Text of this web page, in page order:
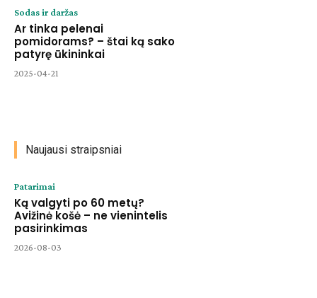
Sodas ir daržas
Ar tinka pelenai
pomidorams? – štai ką sako
patyrę ūkininkai
2025-04-21
Naujausi straipsniai
Patarimai
Ką valgyti po 60 metų?
Avižinė košė – ne vienintelis
pasirinkimas
2026-08-03